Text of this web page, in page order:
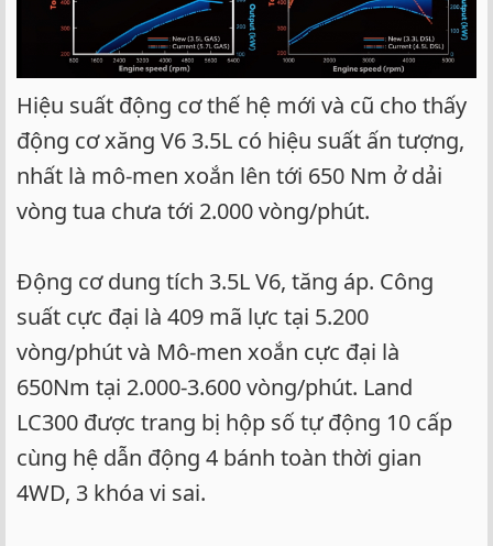
Hiệu suất động cơ thế hệ mới và cũ cho thấy
động cơ xăng V6 3.5L có hiệu suất ấn tượng,
nhất là mô-men xoắn lên tới 650 Nm ở dải
vòng tua chưa tới 2.000 vòng/phút.
Động cơ dung tích 3.5L V6, tăng áp. Công
suất cực đại là 409 mã lực tại 5.200
vòng/phút và Mô-men xoắn cực đại là
650Nm tại 2.000-3.600 vòng/phút. Land
LC300 được trang bị hộp số tự động 10 cấp
cùng hệ dẫn động 4 bánh toàn thời gian
4WD, 3 khóa vi sai.